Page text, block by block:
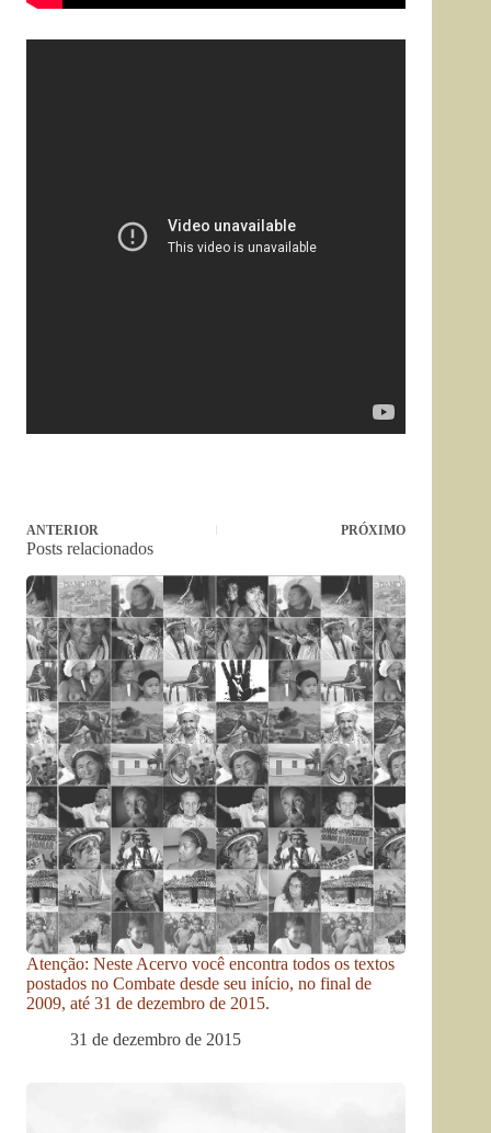
ANTERIOR PRÓXIMO
Posts relacionados
Atenção: Neste Acervo você encontra todos os textos
postados no Combate desde seu início, no final de
2009, até 31 de dezembro de 2015.
31 de dezembro de 2015